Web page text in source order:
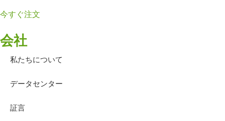
今すぐ注文
会社
私たちについて
データセンター
証言